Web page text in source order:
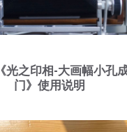
《光之印相-大画幅小孔
门》使用说明